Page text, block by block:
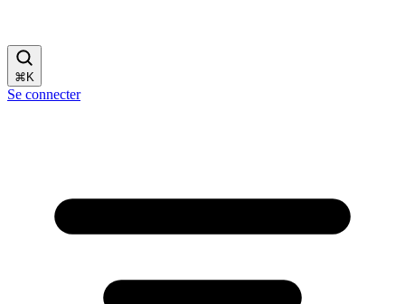
⌘ K
Se connecter